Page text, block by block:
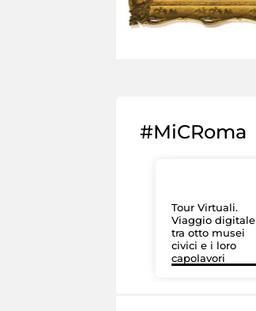
#MiCRoma
Tour Virtuali.
Viaggio digitale
tra otto musei
civici e i loro
capolavori